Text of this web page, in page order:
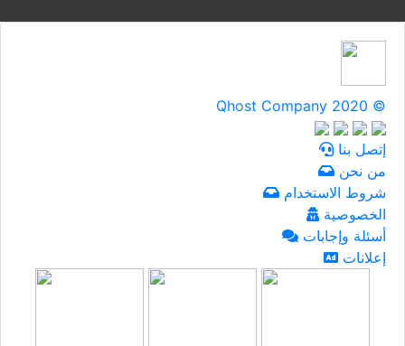
Qhost Company 2020 ©
إتصل بنا
من نحن
شروط الاستخدام
الخصوصية
أسئلة وإجابات
إعلانات